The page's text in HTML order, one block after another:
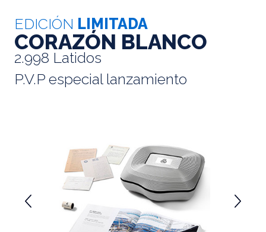
EDICIÓN LIMITADA
CORAZÓN BLANCO
2.998 Latidos
P.V.P especial lanzamiento